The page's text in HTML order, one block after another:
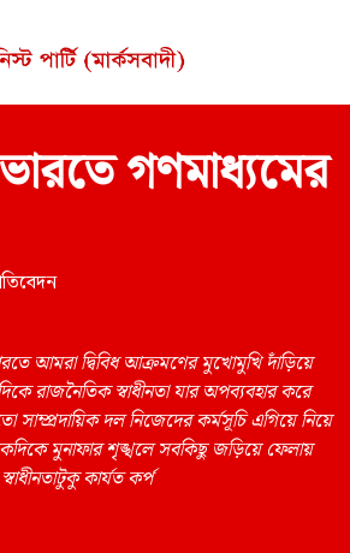
গণমাধ্যমের
আমরা দ্বিবিধ আক্রমণের মুখোমুখি দাঁড়িয়ে
রাজনৈতিক স্বাধীনতা যার অপব্যবহার করে
সাম্প্রদায়িক দল নিজেদের কর্মসূচি এগিয়ে নিয়ে
মুনাফার শৃঙ্খলে সবকিছু জড়িয়ে ফেলায়
কার্যত কর্প